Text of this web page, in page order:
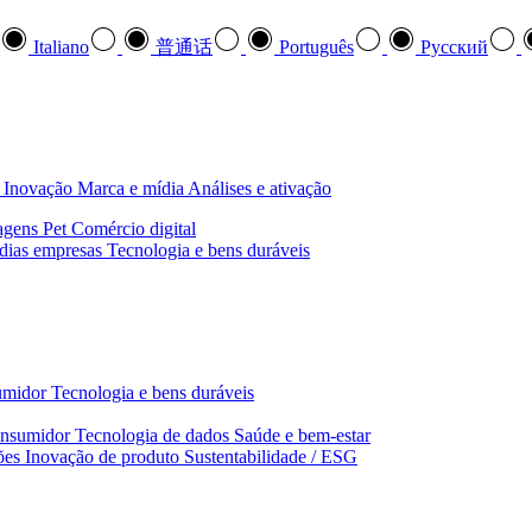
Italiano 普通话 Português Pусский
Inovação Marca e mídia Análises e ativação
Pet Comércio digital
empresas Tecnologia e bens duráveis
Tecnologia e bens duráveis
Tecnologia de dados Saúde e bem‑estar
Inovação de produto Sustentabilidade / ESG